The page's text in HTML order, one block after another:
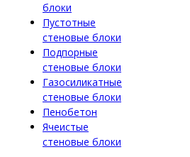
блоки
Пустотные
стеновые блоки
Подпорные
стеновые блоки
Газосиликатные
стеновые блоки
Пенобетон
Ячеистые
стеновые блоки